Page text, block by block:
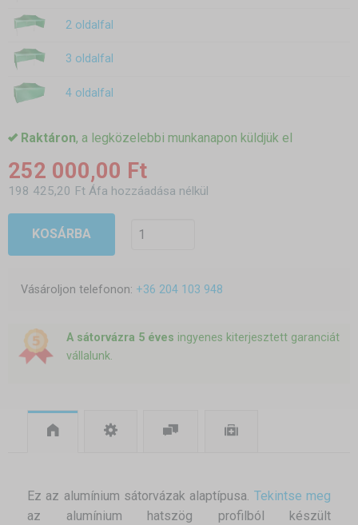
2 oldalfal
3 oldalfal
4 oldalfal
Raktáron, a legközelebbi munkanapon küldjük el
252 000,00 Ft
198 425,20 Ft Áfa hozzáadása nélkül
KOSÁRBA
Vásároljon telefonon: +36 204 103 948
A sátorvázra 5 éves ingyenes kiterjesztett garanciát
vállalunk.
Ez az alumínium sátorvázak alaptípusa. Tekintse meg
az alumínium hatszög profilból készült